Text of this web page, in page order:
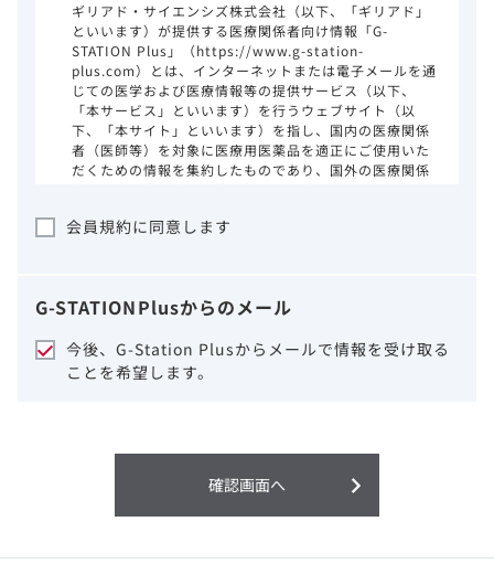
ギリアド・サイエンシズ株式会社（以下、「ギリアド」
といいます）が提供する医療関係者向け情報「G-
STATION Plus」（https://www.g-station-
plus.com）とは、インターネットまたは電子メールを通
じての医学および医療情報等の提供サービス（以下、
「本サービス」といいます）を行うウェブサイト（以
下、「本サイト」といいます）を指し、国内の医療関係
者（医師等）を対象に医療用医薬品を適正にご使用いた
だくための情報を集約したものであり、国外の医療関係
事項をご熟読いただき、同意された場合のみご利用くだ
ギリアドは、本サイトのコンテンツについて
細心の注意を払い、正確かつ最新の情報を提
供するように努力をしておりますが、正確
性、確実性、妥当性、有用性、ご利用になら
利用することまたは利用できなかったことよ
り生じる損害については一切の責任を負いか
含む）の情報は、その製品またはその製品の
会員規約に同意します
G-STATIONPlusからのメール
今後、G-Station Plusからメールで情報を受け取る
ことを希望します。
確認画面へ